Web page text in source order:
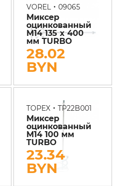
VOREL •09065
Миксер
оцинкованный
М14 135 x 400
мм TURBO
28.02
BYN
TOPEX •TP22B001
Миксер
оцинкованный
М14 100 мм
TURBO
23.34
BYN